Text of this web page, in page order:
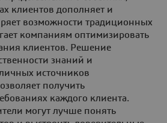
клиентов дополняет и
возможности традиционных
компаниям оптимизировать
клиентов. Решение
знаний и
источников
получить
каждого клиента.
могут лучше понять